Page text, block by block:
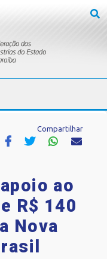
Compartilhar
ao
R$ 140
Nova